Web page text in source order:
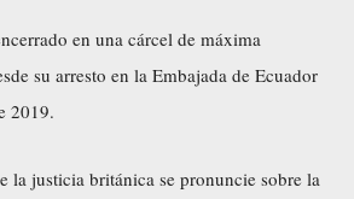
en una cárcel de máxima
su arresto en la Embajada de Ecuador
2019.
la justicia británica se pronuncie sobre la